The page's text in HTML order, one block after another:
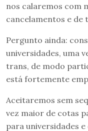
nos calaremos com
cancelamentos e de
Pergunto ainda:
universidades, uma
trans, de modo
está fortemente
Aceitaremos sem
vez maior de cotas
para universidades